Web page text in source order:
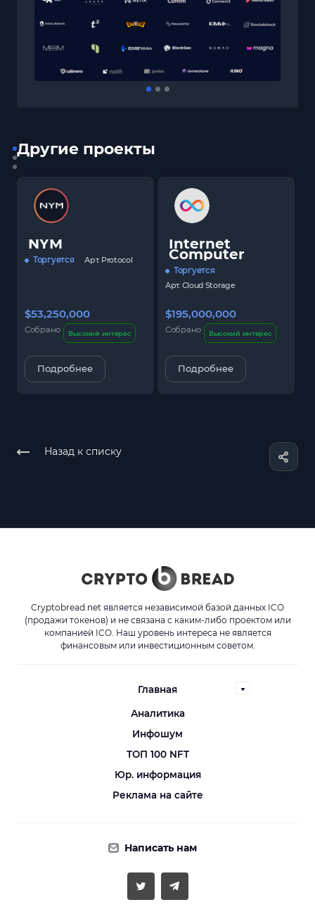
Другие проекты
NYM
Торгуется Арт. Protocol
$53,250,000
Собрано Высокий интерес
Подробнее
Internet
Computer
Торгуется
Арт. Cloud Storage
$195,000,000
Собрано Высокий интерес
Подробнее
Назад к списку
Cryptobread.net является независимой базой данных ICO
(продажи токенов) и не связана с каким-либо проектом или
компанией ICO. Наш уровень интереса не является
финансовым или инвестиционным советом.
Главная
Аналитика
Инфошум
ТОП 100 NFT
Юр. информация
Реклама на сайте
Написать нам